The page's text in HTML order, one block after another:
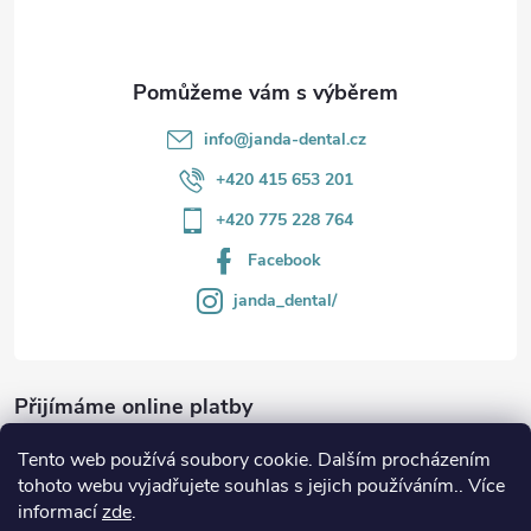
Tento web používá soubory cookie. Dalším procházením
tohoto webu vyjadřujete souhlas s jejich používáním.. Více
informacízde.
info@janda-dental.cz
+420 415 653 201
+420 775 228 764
Facebook
janda_dental/
Přijímáme online platby